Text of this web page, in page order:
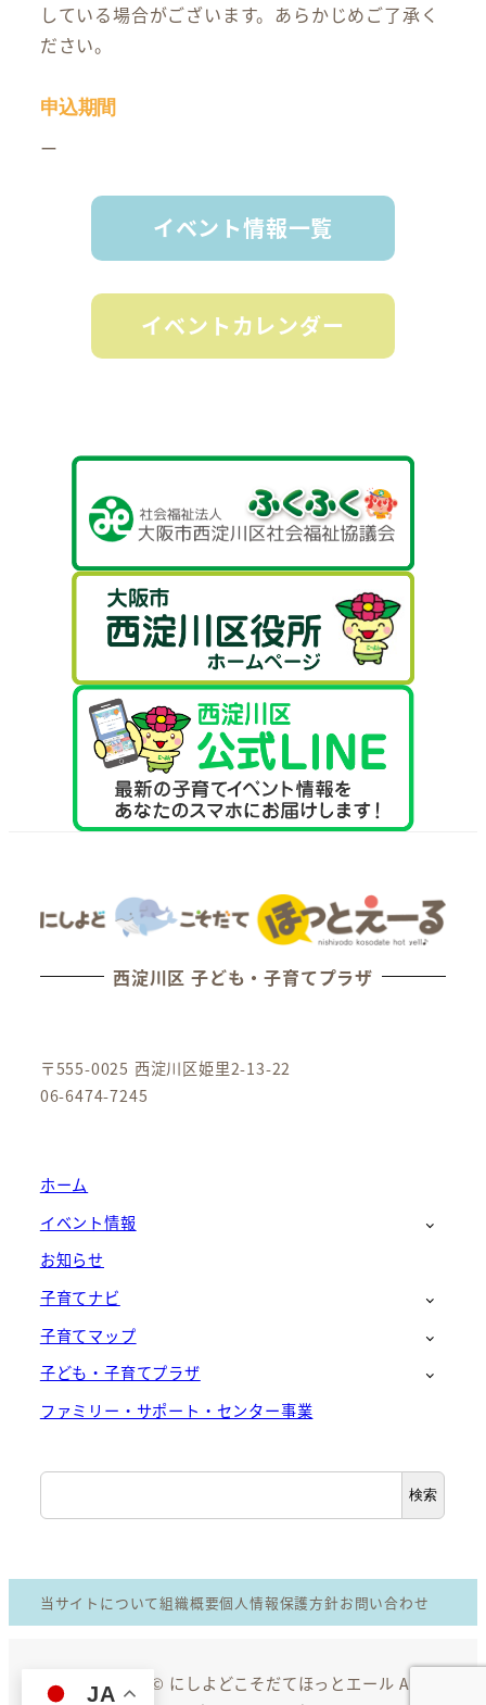
している場合がございます。あらかじめご了承く
ださい。
申込期間
ー
イベント情報一覧
イベントカレンダー
西淀川区 子ども・子育てプラザ
〒555-0025 西淀川区姫里2-13-22
06-6474-7245
ホーム
イベント情報
お知らせ
子育てナビ
子育てマップ
子ども・子育てプラザ
ファミリー・サポート・センター事業
検
索
検索
当サイトについて組織概要個人情報保護方針お問い合わせ
Copyright © にしよどこそだてほっとエール All
JA